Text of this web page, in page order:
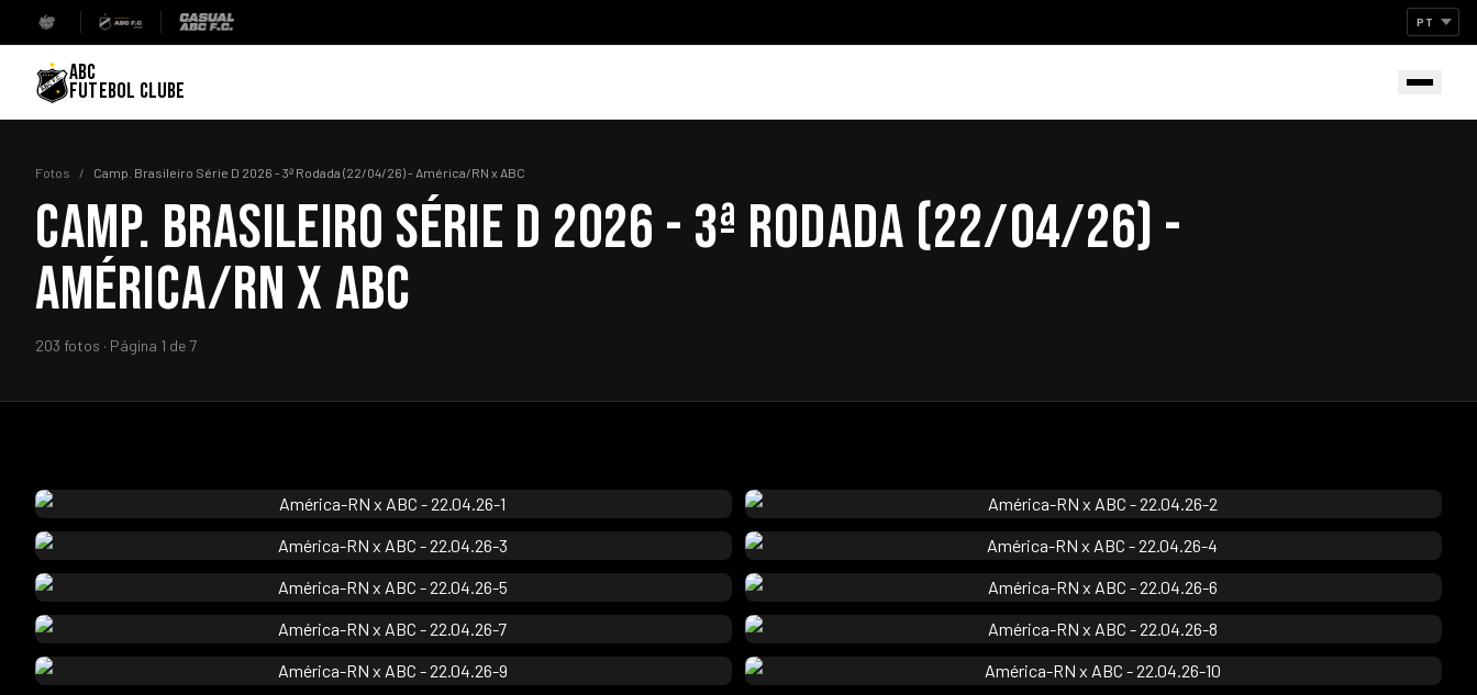
ABC
FUTEBOL CLUBE
Fotos / Camp. Brasileiro Série D 2026 - 3ª Rodada (22/04/26) - América/RN x ABC
CAMP. BRASILEIRO SÉRIE D 2026 - 3ª RODADA (22/04/26) -
AMÉRICA/RN X ABC
203 fotos · Página 1 de 7